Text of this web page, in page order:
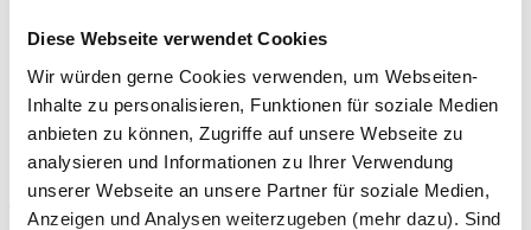
Diese Webseite verwendet Cookies
Wir würden gerne Cookies verwenden, um Webseiten-
Inhalte zu personalisieren, Funktionen für soziale Medien
anbieten zu können, Zugriffe auf unsere Webseite zu
analysieren und Informationen zu Ihrer Verwendung
unserer Webseite an unsere Partner für soziale Medien,
Anzeigen und Analysen weiterzugeben (mehr dazu). Sind
Abnehmen
Abnehmen mit Laufen: So funktionierts!